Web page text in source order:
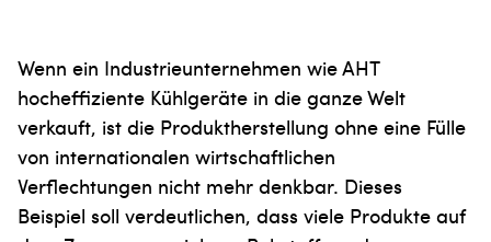
Wenn ein Industrieunternehmen wie AHT
hocheffiziente Kühlgeräte in die ganze Welt
verkauft, ist die Produktherstellung ohne eine Fülle
von internationalen wirtschaftlichen
Verflechtungen nicht mehr denkbar. Dieses
Beispiel soll verdeutlichen, dass viele Produkte auf